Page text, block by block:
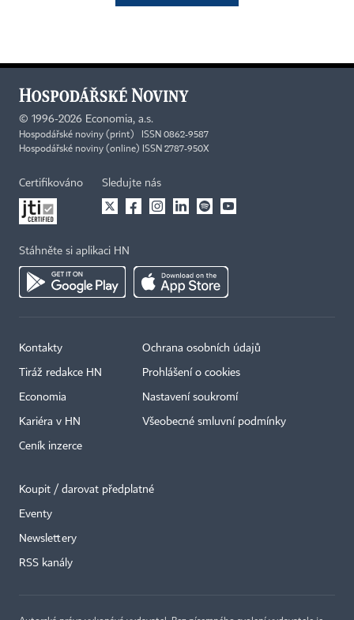
© 1996-2026 Economia, a.s.
Hospodářské noviny (print) ISSN 0862-9587
Hospodářské noviny (online) ISSN 2787-950X
Certifikováno Sledujte nás
Stáhněte si aplikaci HN
Kontakty
Tiráž redakce HN
Economia
Kariéra v HN
Ceník inzerce
Ochrana osobních údajů
Prohlášení o cookies
Nastavení soukromí
Všeobecné smluvní podmínky
Koupit / darovat předplatné
Eventy
Newslettery
RSS kanály